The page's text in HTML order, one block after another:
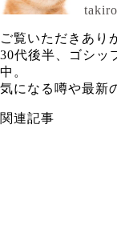
takiro
ご覧いただきあり
30代後半、ゴシッ
中。
気になる噂や最新
関連記事